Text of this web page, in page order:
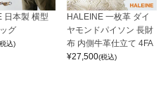
日本製 横型
グ
込)
HALEINE 一枚革 ダイ
ヤモンドパイソン 長財
布 内側牛革仕立て 4FA
¥27,500(税込)